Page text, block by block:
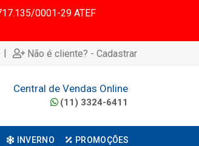
0001-29 ATEF
| Não é cliente? - Cadastrar
Central de Vendas Online
(11) 3324-6411
INVERNO PROMOÇÕES